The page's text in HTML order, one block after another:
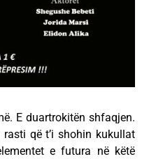
E duartrokitën shfaqjen.
që t’i shohin kukullat
e futura në këtë